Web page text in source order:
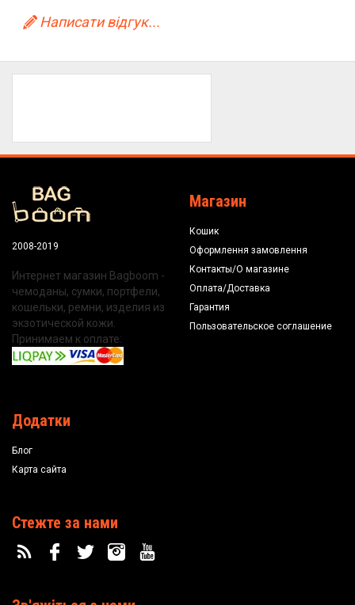
Написати відгук...
2008-2019
Интернет магазин Bagboom -
чемоданы, сумки, портфели,
кошельки, ремни, изделия из
экзотической кожи.
Принимаем к оплате:
Магазин
Кошик
Оформлення замовлення
Контакты/О магазине
Оплата/Доставка
Гарантия
Пользовательское соглашение
Додатки
Блог
Карта сайта
Стежте за нами